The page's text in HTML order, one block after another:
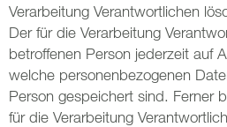
Verarbeitung Verantwortlichen
Der für die Verarbeitung
betroffenen Person jederzeit auf
welche personenbezogenen
Person gespeichert sind. Ferner
für die Verarbeitung